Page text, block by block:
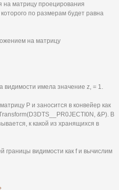
на матрицу проецирования
по размерам будет равна
на матрицу
видимости имела значение z, = 1.
Р и заносится в конвейер как
&Р). В
к какой из хранящихся в
границы видимости как f и вычислим